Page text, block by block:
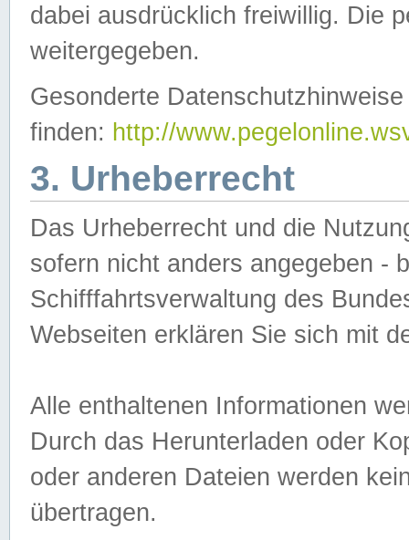
dabei ausdrücklich freiwillig. Die
weitergegeben.
Gesonderte
finden: http://
3. Urheberrecht
Das Urheberrecht und die
sofern nicht anders angegeben -
Schifffahrtsverwaltung des
Webseiten erklären Sie sich mit
Alle enthaltenen Informationen
Durch das Herunterladen oder
oder anderen Dateien werden
übertragen.